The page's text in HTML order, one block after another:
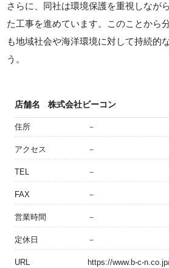
さらに、同社は環境保護を重視しなが
た工事を進めています。このことから
も地域社会や海洋環境に対して持続的
う。
店舗名 株式会社ビーコン
住所 －
アクセス －
TEL －
FAX －
営業時間 －
定休日 －
URL https://www.b-c-